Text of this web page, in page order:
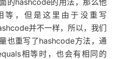
等，但是这里由于没重写
并不一样，所以，我们
也重写了hashcode方法，通
相等时，也会有相同的